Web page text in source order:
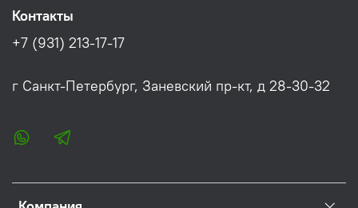
Контакты
+7 (931) 213-17-17
г Санкт-Петербург, Заневский пр-кт, д 28-30-32